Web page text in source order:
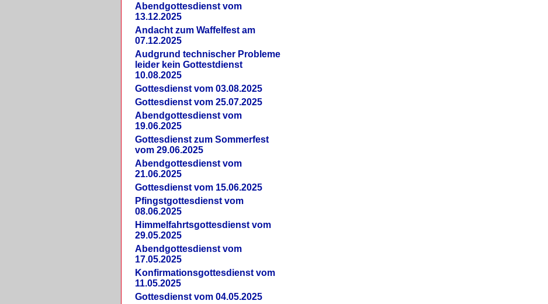
Abendgottesdienst vom
13.12.2025
Andacht zum Waffelfest am
07.12.2025
Audgrund technischer Probleme
leider kein Gottestdienst
10.08.2025
Gottesdienst vom 03.08.2025
Gottesdienst vom 25.07.2025
Abendgottesdienst vom
19.06.2025
Gottesdienst zum Sommerfest
vom 29.06.2025
Abendgottesdienst vom
21.06.2025
Gottesdienst vom 15.06.2025
Pfingstgottesdienst vom
08.06.2025
Himmelfahrtsgottesdienst vom
29.05.2025
Abendgottesdienst vom
17.05.2025
Konfirmationsgottesdienst vom
11.05.2025
Gottesdienst vom 04.05.2025